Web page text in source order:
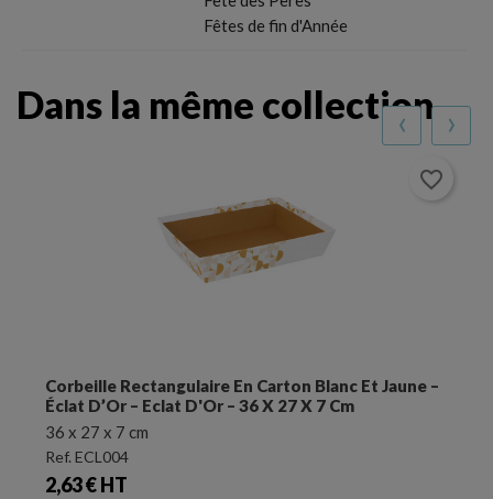
Fêtes de fin d'Année
Dans la même collection
Valisette Rectangulaire En Carton Blanc Et Jaune –
Éclat D’Or – 36,5 X 27 X 12 Cm
36,5 x 27 x 12 cm
Ref. ECL007
Prix
1,97 € HT
favorite_border
‹ ›